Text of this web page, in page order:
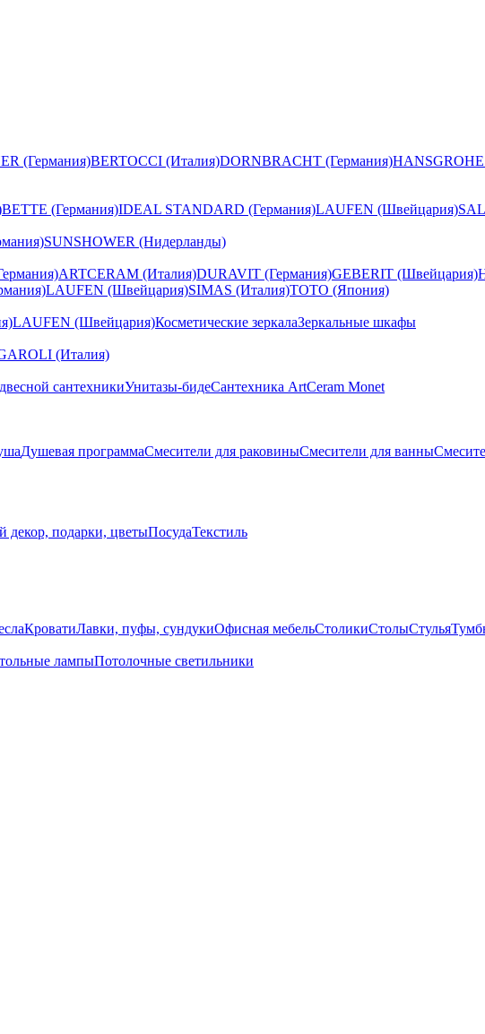
(Германия)BERTOCCI (Италия)DORNBRACHT (Германия)
BETTE (Германия)IDEAL STANDARD (Германия)LAUFEN (Швейцария)
SUNSHOWER (Нидерланды)
ARTCERAM (Италия)DURAVIT (Германия)GEBERIT (Швейцария)
LAUFEN (Швейцария)SIMAS (Италия)TOTO (Япония)
LAUFEN (Швейцария)Косметические зеркалаЗеркальные шкафы
(Италия)
сантехникиУнитазы-бидеСантехника ArtCeram Monet
Душевая программаСмесители для раковиныСмесители для ванны
декор, подарки, цветыПосудаТекстиль
КроватиЛавки, пуфы, сундукиОфисная мебельСтоликиСтолыСтулья
лампыПотолочные светильники